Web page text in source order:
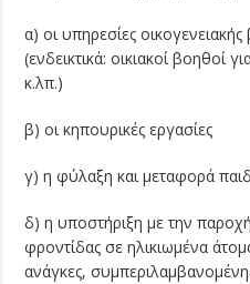
α) οι υπηρεσίες
(ενδεικτικά: οικιακοί βοηθοί
κ.λπ.)
β) οι κηπουρικές εργασίες
γ) η φύλαξη και μεταφορά
δ) η υποστήριξη με την
φροντίδας σε ηλικιωμένα
ανάγκες,